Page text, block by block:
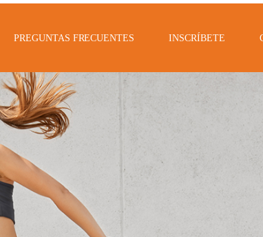
PREGUNTAS FRECUENTES INSCRÍBETE